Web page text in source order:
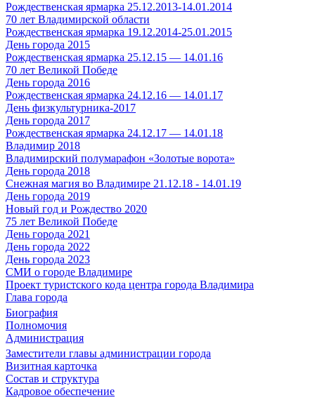
Рождественская ярмарка 25.12.2013-14.01.2014
70 лет Владимирской области
Рождественская ярмарка 19.12.2014-25.01.2015
День города 2015
Рождественская ярмарка 25.12.15 — 14.01.16
70 лет Великой Победе
День города 2016
Рождественская ярмарка 24.12.16 — 14.01.17
День физкультурника-2017
День города 2017
Рождественская ярмарка 24.12.17 — 14.01.18
Владимир 2018
Владимирский полумарафон «Золотые ворота»
День города 2018
Снежная магия во Владимире 21.12.18 - 14.01.19
День города 2019
Новый год и Рождество 2020
75 лет Великой Победе
День города 2021
День города 2022
День города 2023
СМИ о городе Владимире
Проект туристского кода центра города Владимира
Глава города
Биография
Полномочия
Администрация
Заместители главы администрации города
Визитная карточка
Состав и структура
Кадровое обеспечение